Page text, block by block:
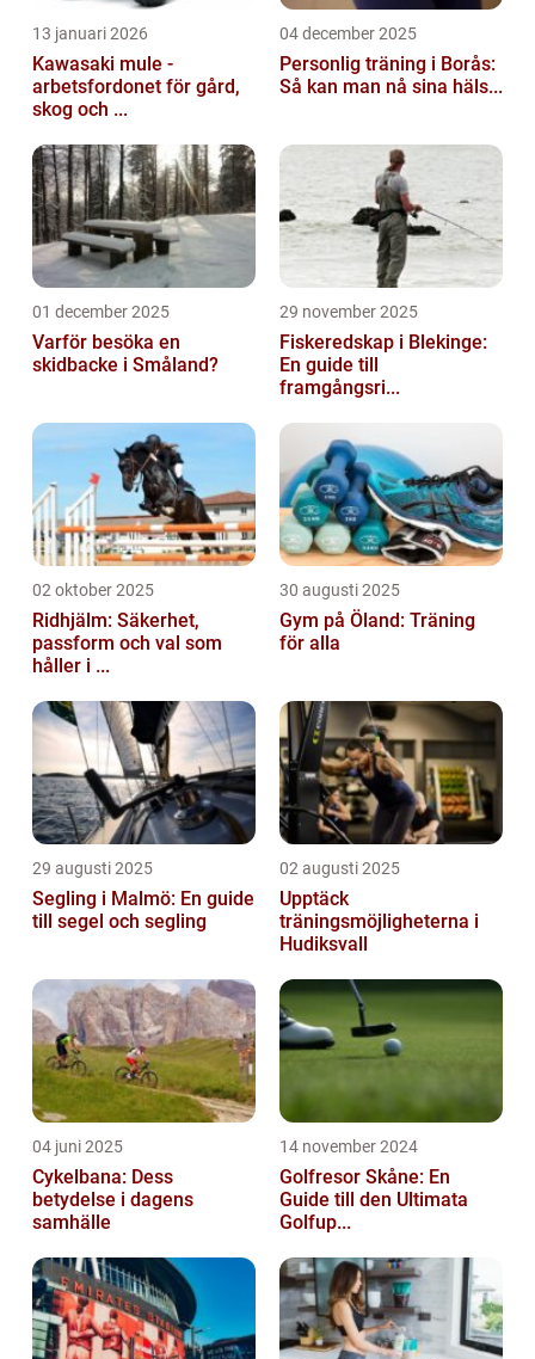
13 januari 2026
Kawasaki mule -
arbetsfordonet för gård,
skog och ...
04 december 2025
Personlig träning i Borås:
Så kan man nå sina häls...
01 december 2025
Varför besöka en
skidbacke i Småland?
29 november 2025
Fiskeredskap i Blekinge:
En guide till
framgångsri...
02 oktober 2025
Ridhjälm: Säkerhet,
passform och val som
håller i ...
30 augusti 2025
Gym på Öland: Träning
för alla
29 augusti 2025
Segling i Malmö: En guide
till segel och segling
02 augusti 2025
Upptäck
träningsmöjligheterna i
Hudiksvall
04 juni 2025
Cykelbana: Dess
betydelse i dagens
samhälle
14 november 2024
Golfresor Skåne: En
Guide till den Ultimata
Golfup...